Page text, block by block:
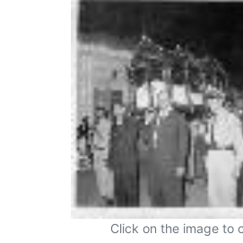
Click on the image to